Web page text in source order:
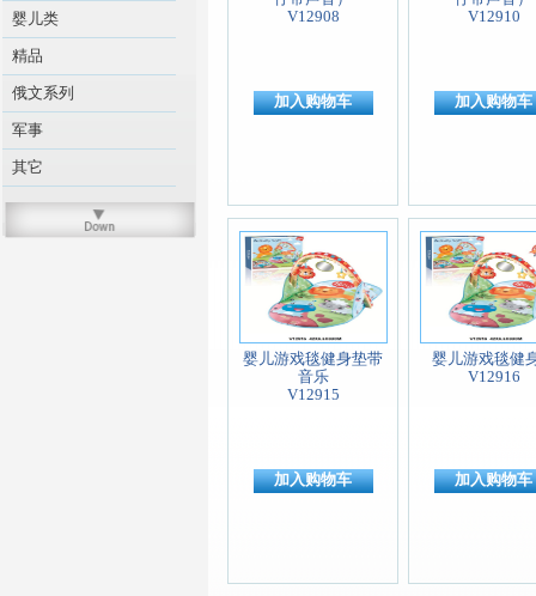
婴儿类
精品
俄文系列
军事
其它
V12908
加入购物车
V12910
加入购物车
婴儿游戏毯健身垫带
音乐
V12915
加入购物车
婴儿游戏毯健
V12916
加入购物车